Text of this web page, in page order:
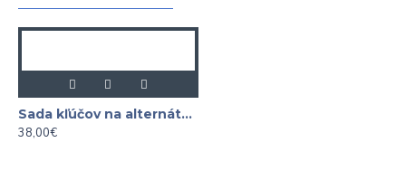
Sada kľúčov na alternátory 18 - dielna
38,00€